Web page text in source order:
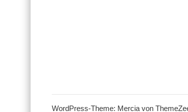
WordPress-Theme: Mercia von